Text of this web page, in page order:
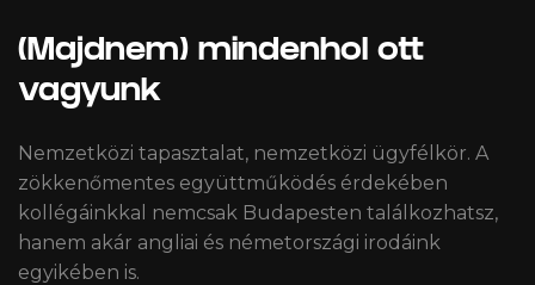
(Majdnem) mindenhol ott
vagyunk
Nemzetközi tapasztalat, nemzetközi ügyfélkör. A
zökkenőmentes együttműködés érdekében
kollégáinkkal nemcsak Budapesten találkozhatsz,
hanem akár angliai és németországi irodáink
egyikében is.